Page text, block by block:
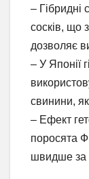
– Гібридні
сосків, що
дозволяє
– У Японії
свинини,
– Ефект
поросята
швидше за